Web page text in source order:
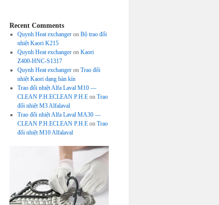
Recent Comments
Quynh Heat exchangeron Bộ trao đổi
nhiệt Kaori K215
Quynh Heat exchangeron Kaori
Z400-HNC-S1317
Quynh Heat exchangeron Trao đổi
nhiệt Kaori dạng hàn kín
Trao đổi nhiệt Alfa Laval M10 —
CLEAN P.H.ECLEAN P.H.Eon Trao
đổi nhiệt M3 Alfalaval
Trao đổi nhiệt Alfa Laval MA30 —
CLEAN P.H.ECLEAN P.H.Eon Trao
đổi nhiệt M10 Alfalaval